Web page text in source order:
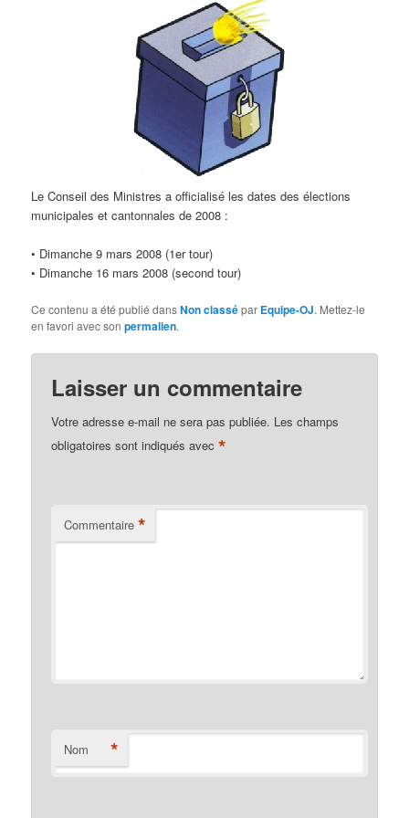
d
e
s
a
r
t
i
c
l
s
Le Conseil des Ministres a officialisé les dates des élections
municipales et cantonnales de 2008 :
• Dimanche 9 mars 2008 (1er tour)
• Dimanche 16 mars 2008 (second tour)
Ce contenu a été publié dansNon classépar Equipe-OJ. Mettez-le
en favori avec sonpermalien.
Laisser un commentaire
Votre adresse e-mail ne sera pas publiée. Les champs
obligatoires sont indiqués avec*
Commentaire *
Nom *